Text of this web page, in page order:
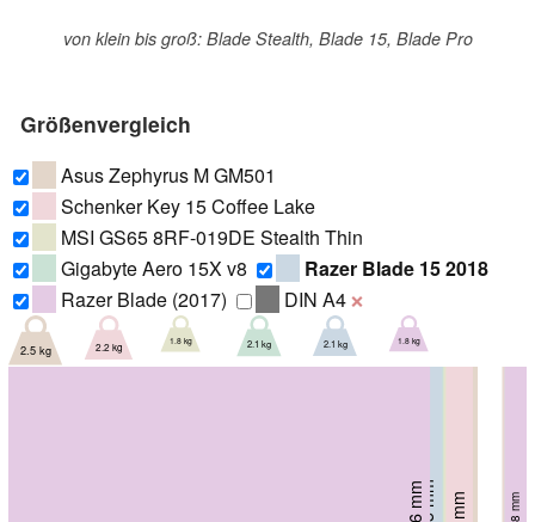
von klein bis groß: Blade Stealth, Blade 15, Blade Pro
Größenvergleich
Asus Zephyrus M GM501
Schenker Key 15 Coffee Lake
MSI GS65 8RF-019DE Stealth Thin
Gigabyte Aero 15X v8
Razer Blade 15 2018
Razer Blade (2017)
DIN A4 ❌
2.5 kg 2.2 kg 1.8 kg 2.1 kg
17.3 mm
2.1 kg
18 mm
1.8 kg